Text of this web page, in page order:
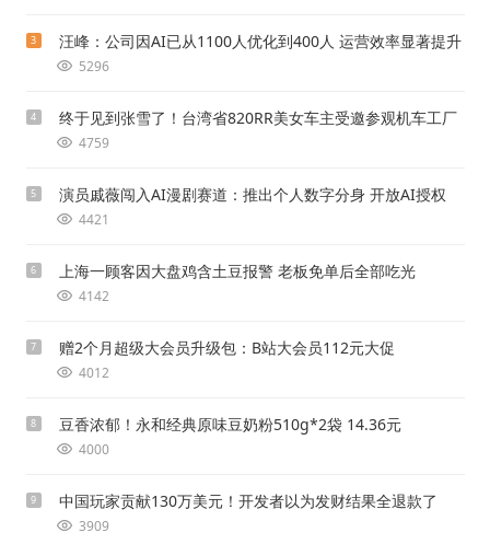
3 汪峰：公司因AI已从1100人优化到400人 运营效率显著提升
5296
4 终于见到张雪了！台湾省820RR美女车主受邀参观机车工厂
4759
5 演员戚薇闯入AI漫剧赛道：推出个人数字分身 开放AI授权
4421
6 上海一顾客因大盘鸡含土豆报警 老板免单后全部吃光
4142
7 赠2个月超级大会员升级包：B站大会员112元大促
4012
8 豆香浓郁！永和经典原味豆奶粉510g*2袋 14.36元
4000
9 中国玩家贡献130万美元！开发者以为发财结果全退款了
3909